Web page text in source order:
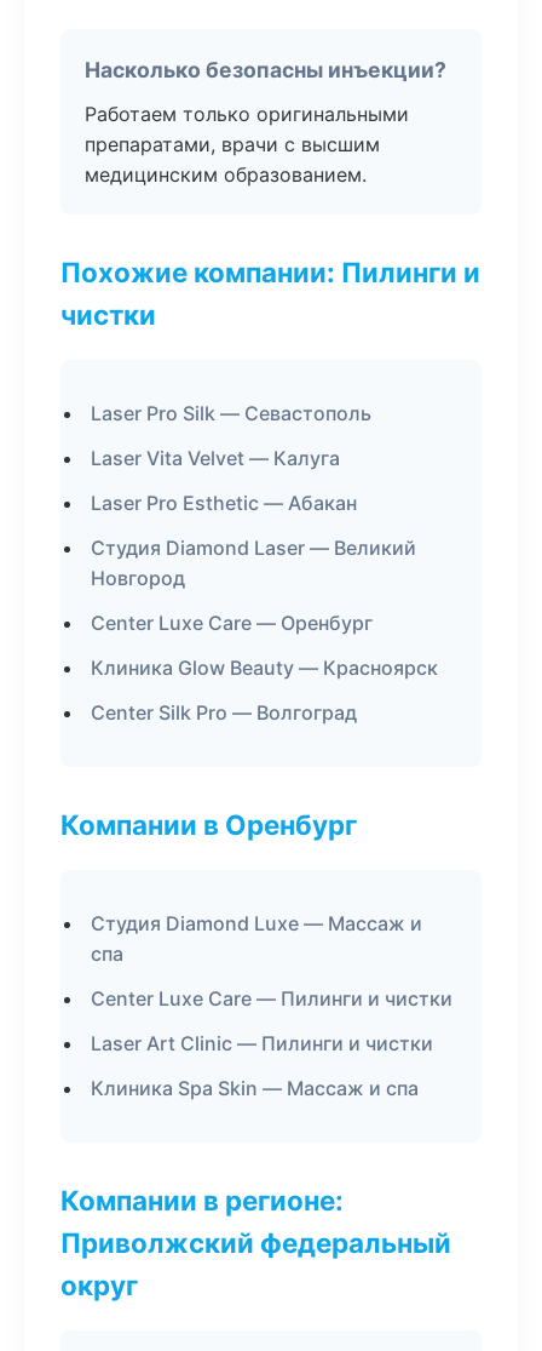
Насколько безопасны инъекции?
Работаем только оригинальными
препаратами, врачи с высшим
медицинским образованием.
Похожие компании: Пилинги и
чистки
Laser Pro Silk — Севастополь
Laser Vita Velvet — Калуга
Laser Pro Esthetic — Абакан
Студия Diamond Laser — Великий
Новгород
Center Luxe Care — Оренбург
Клиника Glow Beauty — Красноярск
Center Silk Pro — Волгоград
Компании в Оренбург
Студия Diamond Luxe — Массаж и
спа
Center Luxe Care — Пилинги и чистки
Laser Art Clinic — Пилинги и чистки
Клиника Spa Skin — Массаж и спа
Компании в регионе:
Приволжский федеральный
округ